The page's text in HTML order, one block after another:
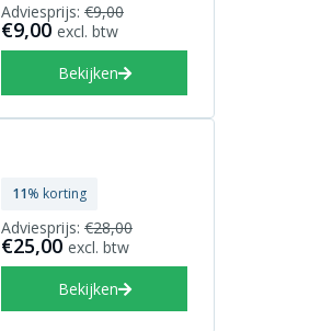
Adviesprijs: €9,00
€9,00 excl. btw
Bekijken
11% korting
Adviesprijs: €28,00
€25,00excl. btw
Bekijken